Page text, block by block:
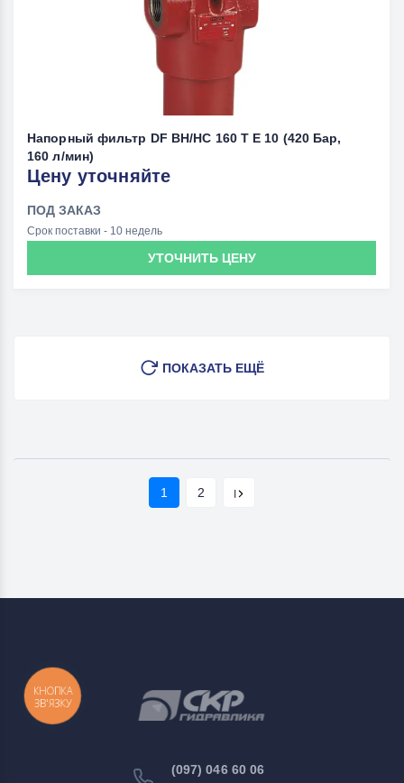
Напорный фильтр DF BH/HC 160 T E 10 (420 Бар,
160 л/мин)
Цену уточняйте
ПОД ЗАКАЗ
Срок поставки - 10 недель
УТОЧНИТЬ ЦЕНУ
ПОКАЗАТЬ ЕЩЁ
1 2
(097) 046 60 06
КНОПКА
ЗВ'ЯЗКУ